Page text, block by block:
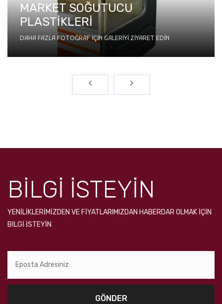
MARKET SOĞUTUCU
PLASTİKLERİ
DAHA FAZLA FOTOĞRAF IÇIN GALERIYI ZIYARET EDIN
‹ ›
BİLGİ İSTEYİN
YENILIKLERIMIZDEN VE FIYATLARIMIZDAN HABERDAR OLMAK IÇIN
BILGI ISTEYIN
GÖNDER